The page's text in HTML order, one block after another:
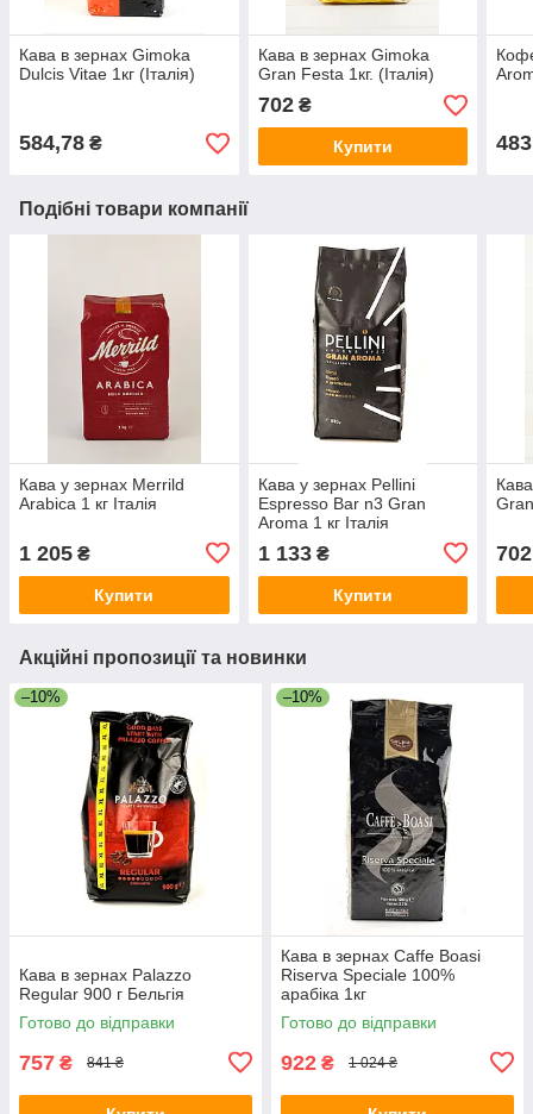
Кава в зернах Gimoka
Dulcis Vitae 1кг (Італія)
584,78 ₴
Кава в зернах Gimoka
Gran Festa 1кг. (Італія)
702₴
Купити
Подібні товари компанії
Кава у зернах Merrild
Arabica 1 кг Італія
1 205 ₴
Купити
Кава у зернах Pellini
Espresso Bar n3 Gran
Aroma 1 кг Італія
1 133₴
Купити
702
Акційні пропозиції та новинки
–10%
Кава в зернах Palazzo
Regular 900 г Бельгія
Готово до відправки
757 ₴ 841 ₴
–10%
Кава в зернах Caffe Boasi
Riserva Speciale 100%
арабіка 1кг
Готово до відправки
922 ₴ 1 024 ₴